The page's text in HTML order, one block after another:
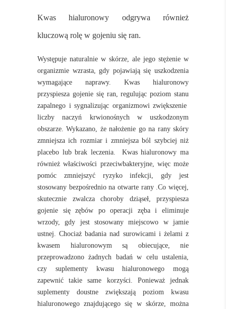
Kwas hialuronowy odgrywa również
kluczową rolę w gojeniu się ran.
Występuje naturalnie w skórze, ale jego stężenie w
organizmie wzrasta, gdy pojawiają się uszkodzenia
wymagające naprawy. Kwas hialuronowy
przyspiesza gojenie się ran, regulując poziom stanu
zapalnego i sygnalizując organizmowi zwiększenie
liczby naczyń krwionośnych w uszkodzonym
obszarze. Wykazano, że nałożenie go na rany skóry
zmniejsza ich rozmiar i zmniejsza ból szybciej niż
placebo lub brak leczenia.
Kwas hialuronowy ma
również właściwości przeciwbakteryjne, więc może
pomóc zmniejszyć ryzyko infekcji, gdy jest
stosowany bezpośrednio na otwarte rany .Co więcej,
skutecznie zwalcza choroby dziąseł, przyspiesza
gojenie się zębów po operacji zęba i eliminuje
wrzody, gdy jest stosowany miejscowo w jamie
ustnej. Chociaż badania nad surowicami i żelami z
kwasem hialuronowym są obiecujące, nie
przeprowadzono żadnych badań w celu ustalenia,
czy suplementy kwasu hialuronowego mogą
zapewnić takie same korzyści. Ponieważ jednak
suplementy doustne zwiększają poziom kwasu
hialuronowego znajdującego się w skórze, można